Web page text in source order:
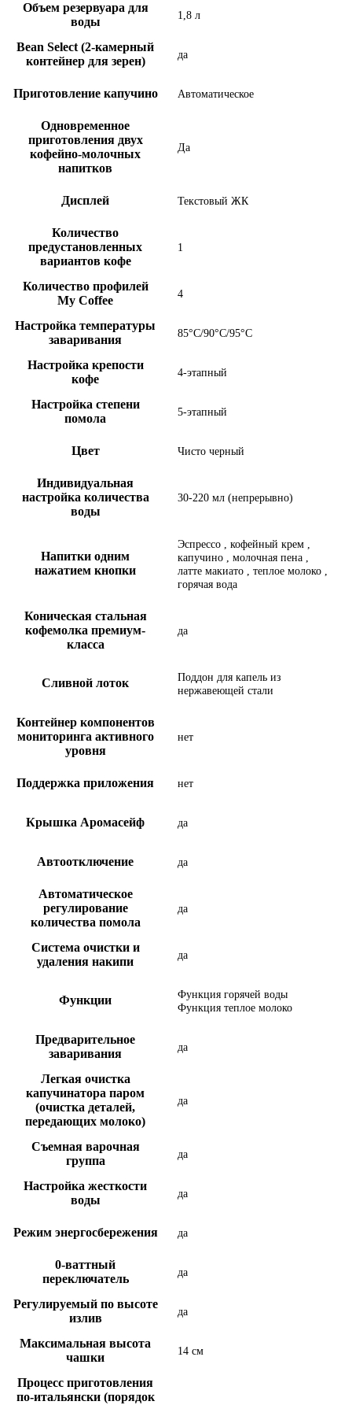
Объем резервуара для
воды
1,8 л
Bean Select (2-камерный
контейнер для зерен)
да
Приготовление капучино Автоматическое
Одновременное
приготовления двух
кофейно-молочных
напитков
Да
Дисплей Текстовый ЖК
Количество
предустановленных
вариантов кофе
1
Количество профилей
My Coffee
4
Настройка температуры
заваривания
85°С/90°С/95°С
Настройка крепости
кофе
4-этапный
Настройка степени
помола
5-этапный
Цвет Чисто черный
Индивидуальная
настройка количества
воды
30-220 мл (непрерывно)
Напитки одним
нажатием кнопки
Эспрессо , кофейный крем ,
капучино , молочная пена ,
латте макиато , теплое молоко ,
горячая вода
Коническая стальная
кофемолка премиум-
класса
да
Сливной лоток
Поддон для капель из
нержавеющей стали
Контейнер компонентов
мониторинга активного
уровня
нет
Поддержка приложения нет
Крышка Аромасейф да
Автоотключение да
Автоматическое
регулирование
количества помола
да
Система очистки и
удаления накипи
да
Функции
Функция горячей воды
Функция теплое молоко
Предварительное
заваривания
да
Легкая очистка
капучинатора паром
(очистка деталей,
передающих молоко)
да
Съемная варочная
группа
да
Настройка жесткости
воды
да
Режим энергосбережения да
0-ваттный
переключатель
да
Регулируемый по высоте
излив
да
Максимальная высота
чашки
14 см
Процесс приготовления
по-итальянски (порядок